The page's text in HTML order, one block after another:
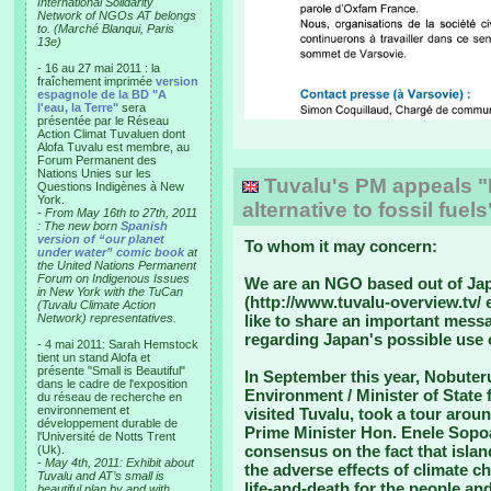
Network of NGOs AT belongs
to. (Marché Blanqui, Paris
13e)
- 16 au 27 mai 2011 : la
fraîchement imprimée version
espagnole de la BD "A
l'eau, la Terre" sera
présentée par le Réseau
Action Climat Tuvaluen dont
Alofa Tuvalu est membre, au
Forum Permanent des
Nations Unies sur les
Questions Indigènes à New
York.
- From May 16th to 27th, 2011
: The new born Spanish
version of “our planet
under water” comic book at
the United Nations Permanent
Forum on Indigenous Issues
in New York with the TuCan
(Tuvalu Climate Action
Network) representatives.
- 4 mai 2011: Sarah Hemstock
tient un stand Alofa et
présente "Small is Beautiful"
dans le cadre de l'exposition
du réseau de recherche en
environnement et
développement durable de
l'Université de Notts Trent
(Uk).
- May 4th, 2011: Exhibit about
Tuvalu and AT’s small is
Tuvalu's PM appeals
alternative to fossil
To whom it may concern:
We are an NGO based out of
(http://www.tuvalu-overview.tv/
like to share an important
regarding Japan's possible use
In September this year,
Environment / Minister of State
visited Tuvalu, took a tour
Prime Minister Hon. Enele
consensus on the fact that
the adverse effects of climate